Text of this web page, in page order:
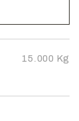
15.000 Kg